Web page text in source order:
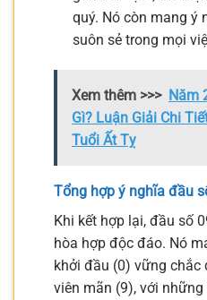
quý. Nó còn mang ý
suôn sẻ trong mọi
Xem thêm >>> Năm
Gì? Luận Giải Chi
Tuổi Ất Tỵ
Tổng hợp ý nghĩa đầu
Khi kết hợp lại, đầu số
hòa hợp độc đáo. Nó
khởi đầu (0) vững chắc
viên mãn (9), với